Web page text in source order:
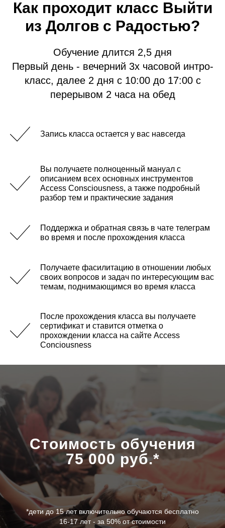
Как проходит класс Выйти
из Долгов с Радостью?
Обучение длится 2,5 дня
Первый день - вечерний 3х часовой интро-
класс, далее 2 дня с 10:00 до 17:00 с
перерывом 2 часа на обед
Запись класса остается у вас навсегда
Вы получаете полноценный мануал с
описанием всех основных инструментов
Access Consciousness, а также подробный
разбор тем и практические задания
Поддержка и обратная связь в чате телеграм
во время и после прохождения класса
Получаете фасилитацию в отношении любых
своих вопросов и задач по интересующим вас
темам, поднимающимся во время класса
После прохождения класса вы получаете
сертификат и ставится отметка о
прохождении класса на сайте Access
Conciousness
Стоимость обучения
75 000 руб.*
*дети до 15 лет включительно обучаются бесплатно
16-17 лет - за 50% от стоимости